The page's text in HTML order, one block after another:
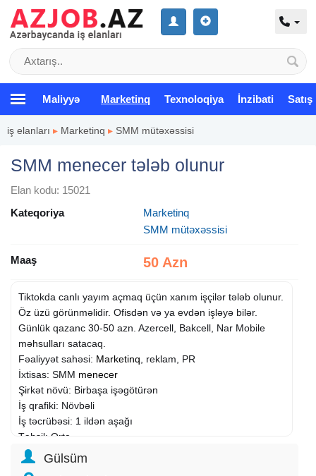
Maliyyə Marketinq Texnoloqiya İnzibati Satış
iş elanları ▸ Marketinq ▸ SMM mütəxəssisi
SMM menecer tələb olunur
Elan kodu: 15021
Kateqoriya
Marketinq
SMM mütəxəssisi
Maaş 50 Azn
Tiktokda canlı yayım açmaq üçün xanım işçilər tələb olunur.
Öz üzü görünməlidir. Ofisdən və ya evdən işləyə bilər.
Günlük qazanc 30-50 azn. Azercell, Bakcell, Nar Mobile
məhsulları satacaq.
Fəaliyyət sahəsi: Marketinq , reklam, PR
İxtisas: SMM menecer
Şirkət növü: Birbaşa işəgötürən
İş qrafiki: Növbəli
İş təcrübəsi: 1 ildən aşağı
Təhsil: Orta
İş yerinin ünvanı: NZS qəs.
Gülsüm